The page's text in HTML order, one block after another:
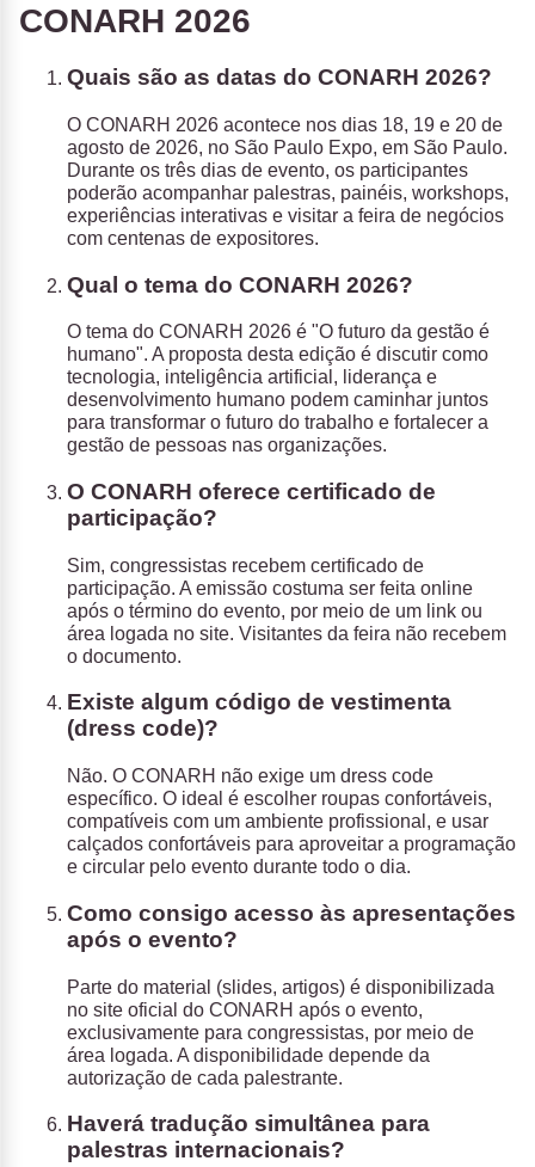
CONARH 2026
Quais são as datas do CONARH 2026?
O CONARH 2026 acontece nos dias 18, 19 e 20 de
agosto de 2026, no São Paulo Expo, em São Paulo.
Durante os três dias de evento, os participantes
poderão acompanhar palestras, painéis, workshops,
experiências interativas e visitar a feira de negócios
com centenas de expositores.
Qual o tema do CONARH 2026?
O tema do CONARH 2026 é "O futuro da gestão é
humano". A proposta desta edição é discutir como
tecnologia, inteligência artificial, liderança e
desenvolvimento humano podem caminhar juntos
para transformar o futuro do trabalho e fortalecer a
gestão de pessoas nas organizações.
O CONARH oferece certificado de
participação?
Sim, congressistas recebem certificado de
participação. A emissão costuma ser feita online
após o término do evento, por meio de um link ou
área logada no site. Visitantes da feira não recebem
o documento.
Existe algum código de vestimenta
(dress code)?
Não. O CONARH não exige um dress code
específico. O ideal é escolher roupas confortáveis,
compatíveis com um ambiente profissional, e usar
calçados confortáveis para aproveitar a programação
e circular pelo evento durante todo o dia.
Como consigo acesso às apresentações
após o evento?
Parte do material (slides, artigos) é disponibilizada
no site oficial do CONARH após o evento,
exclusivamente para congressistas, por meio de
área logada. A disponibilidade depende da
autorização de cada palestrante.
Haverá tradução simultânea para
palestras internacionais?